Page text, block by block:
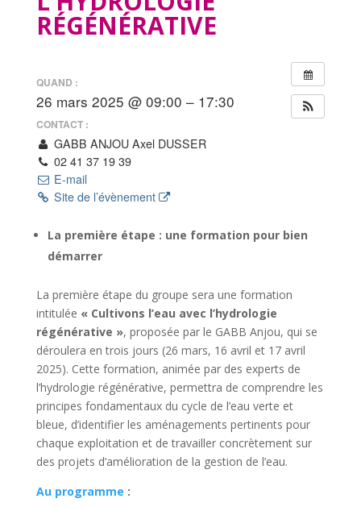
RÉGÉNÉRATIVE
QUAND :
26 mars 2025 @ 09:00 – 17:30
CONTACT :
GABB ANJOU Axel DUSSER
02 41 37 19 39
E-mail
Site de l’évènement
La première étape : une formation pour bien
démarrer
La première étape du groupe sera une formation
intitulée « Cultivons l’eau avec l’hydrologie
régénérative », proposée par le GABB Anjou, qui se
déroulera en trois jours (26 mars, 16 avril et 17 avril
2025). Cette formation, animée par des experts de
l’hydrologie régénérative, permettra de comprendre les
principes fondamentaux du cycle de l’eau verte et
bleue, d’identifier les aménagements pertinents pour
chaque exploitation et de travailler concrètement sur
des projets d’amélioration de la gestion de l’eau.
Au programme :